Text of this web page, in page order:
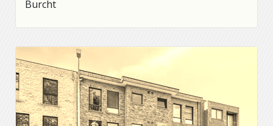
Burcht